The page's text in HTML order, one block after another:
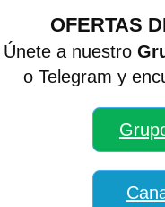
OFERTAS
Únete a nuestro
o Telegram y